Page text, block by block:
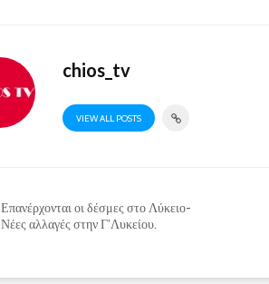
chios_tv
VIEW ALL POSTS
Επανέρχονται οι δέσμες στο Λύκειο-
Νέες αλλαγές στην Γ’Λυκείου.